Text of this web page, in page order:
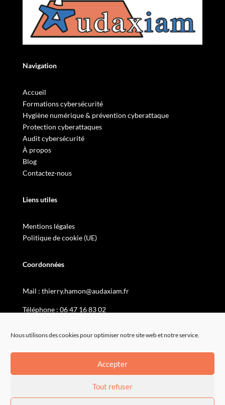
Nous utilisons des cookies pour optimiser notre site web et notre service.
Accepter
Tout refuser
Navigation
Accueil
Formations cybersécurité
Hygiène numérique & prévention cyberattaque
Protection cyberattaques
Audit cybersécurité
À propos
Blog
Contactez-nous
Liens utiles
Mentions légales
Politique de cookie (UE)
Coordonnées
Mail : thierry.hamon@audaxiam.fr
Téléphone : 06 47 16 83 02